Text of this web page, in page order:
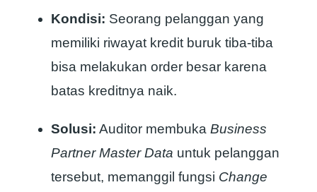
Kondisi: Seorang pelanggan yang
memiliki riwayat kredit buruk tiba-tiba
bisa melakukan order besar karena
batas kreditnya naik.
Solusi: Auditor membuka Business
Partner Master Data untuk pelanggan
tersebut, memanggil fungsi Change